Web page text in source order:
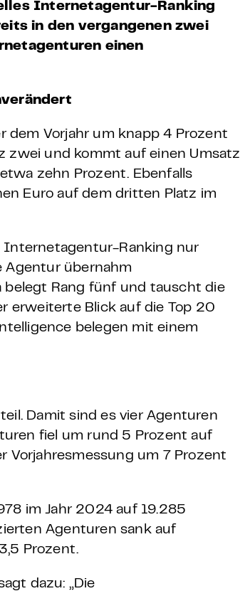
Internetagentur-Ranking
in den vergangenen zwei
einen
dem Vorjahr um knapp 4 Prozent
zwei und kommt auf einen Umsatz
zehn Prozent. Ebenfalls
Euro auf dem dritten Platz im
Internetagentur-Ranking nur
Agentur übernahm
belegt Rang fünf und tauscht die
erweiterte Blick auf die Top 20
belegen mit einem
Damit sind es vier Agenturen
fiel um rund 5 Prozent auf
Vorjahresmessung um 7 Prozent
im Jahr 2024 auf 19.285
Agenturen sank auf
Prozent.
dazu: „Die